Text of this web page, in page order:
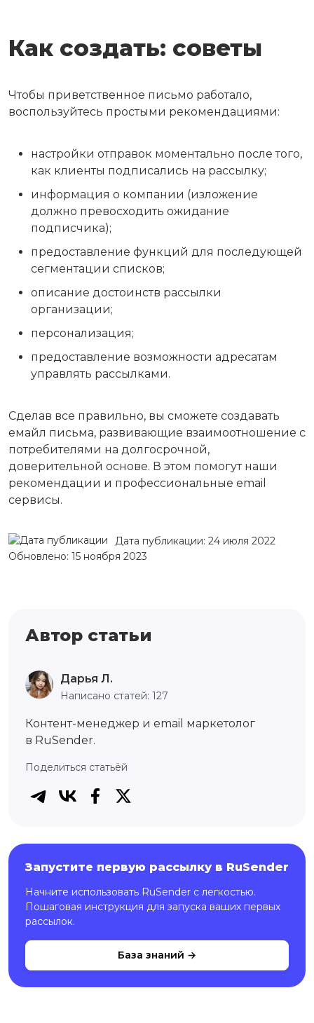
Как создать: советы
Чтобы приветственное письмо работало,
воспользуйтесь простыми рекомендациями:
настройки отправок моментально после того,
как клиенты подписались на рассылку;
информация о компании (изложение
должно превосходить ожидание
подписчика);
предоставление функций для последующей
сегментации списков;
описание достоинств рассылки
организации;
персонализация;
предоставление возможности адресатам
управлять рассылками.
Сделав все правильно, вы сможете создавать
емайл письма, развивающие взаимоотношение с
потребителями на долгосрочной,
доверительной основе. В этом помогут наши
рекомендации и профессиональные email
сервисы.
Дата публикации: 24 июля 2022
Обновлено: 15 ноября 2023
Автор статьи
Дарья Л.
Написано статей: 127
Контент-менеджер и email маркетолог
в RuSender.
Поделиться статьёй
Запустите первую рассылку в RuSender
Начните использовать RuSender с легкостью.
Пошаговая инструкция для запуска ваших первых
рассылок.
База знаний →